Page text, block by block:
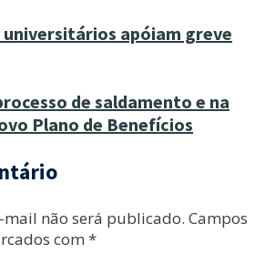
universitários apóiam greve
de saldamento e na
Plano de Benefícios
mail não será publicado. Campos
com *